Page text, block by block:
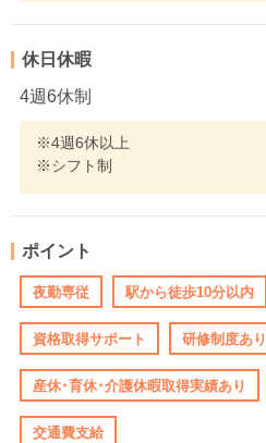
休日休暇
4週6休制
※4週6休以上
※シフト制
ポイント
夜勤専従 駅から徒歩10分以内
資格取得サポート 研修制度あり
産休･育休･介護休暇取得実績あり
交通費支給